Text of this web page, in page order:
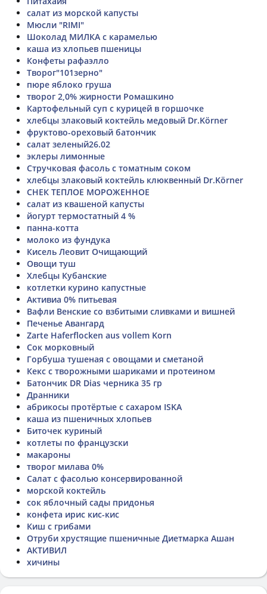
салат из морской капусты
Мюсли "RIMI"
Шоколад МИЛКА с карамелью
каша из хлопьев пшеницы
Конфеты рафаэлло
Творог"101зерно"
пюре яблоко груша
творог 2,0% жирности Ромашкино
Картофельный суп с курицей в горшочке
хлебцы злаковый коктейль медовый Dr.Körner
фруктово-ореховый батончик
салат зеленый26.02
эклеры лимонные
Стручковая фасоль с томатным соком
хлебцы злаковый коктейль клюквенный Dr.Körner
СНЕК ТЕПЛОЕ МОРОЖЕННОЕ
салат из квашеной капусты
йогурт термостатный 4 %
панна-котта
молоко из фундука
Кисель Леовит Очищающий
Овощи туш
Хлебцы Кубанские
котлетки курино капустные
Активиа 0% питьевая
Вафли Венские со взбитыми сливками и вишней
Печенье Авангард
Zarte Haferflocken aus vollem Korn
Сок морковный
Горбуша тушеная с овощами и сметаной
Кекс с творожными шариками и протеином
Батончик DR Dias черника 35 гр
Дранники
абрикосы протёртые с сахаром ISKA
каша из пшеничных хлопьев
Биточек куриный
котлеты по французски
макароны
творог милава 0%
Салат с фасолью консервированной
морской коктейль
сок яблочный сады придонья
конфета ирис кис-кис
Киш с грибами
Отруби хрустящие пшеничные Диетмарка Ашан
АКТИВИЛ
хичины